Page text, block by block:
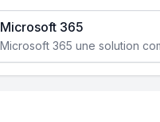
Microsoft 365